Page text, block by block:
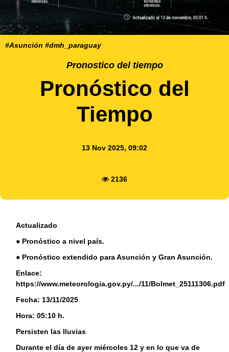
#Asunción #dmh_paraguay
Pronostico del tiempo
Pronóstico del
Tiempo
13 Nov 2025, 09:02
2136
Actualizado
● Pronóstico a nivel país.
● Pronóstico extendido para Asunción y Gran Asunción.
Enlace:
https://www.meteorologia.gov.py/.../11/Bolmet_25111306.pdf
Fecha: 13/11/2025
Hora: 05:10 h.
Persisten las lluvias
Durante el día de ayer miércoles 12 y en lo que va de